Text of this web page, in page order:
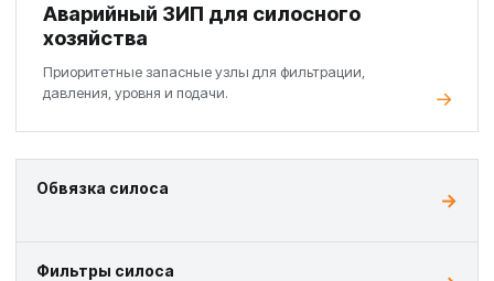
Аварийный ЗИП для силосного
хозяйства
Приоритетные запасные узлы для фильтрации,
давления, уровня и подачи.
Обвязка силоса
Фильтры силоса